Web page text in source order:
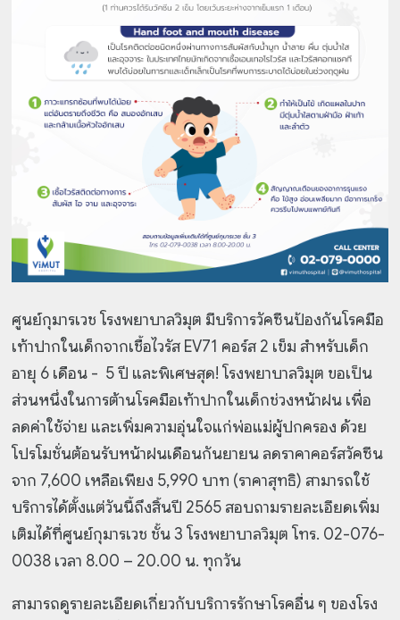
ศูนย์กุมารเวช โรงพยาบาลวิมุต มีบริการวัคซีนป้องกันโรคมือ
เท้าปากในเด็กจากเชื้อไวรัส EV71 คอร์ส 2 เข็ม สำหรับเด็ก
อายุ 6 เดือน - 5 ปี และพิเศษสุด! โรงพยาบาลวิมุต ขอเป็น
ส่วนหนึ่งในการต้านโรคมือเท้าปากในเด็กช่วงหน้าฝน เพื่อ
ลดค่าใช้จ่าย และเพิ่มความอุ่นใจแก่พ่อแม่ผู้ปกครอง ด้วย
โปรโมชั่นต้อนรับหน้าฝนเดือนกันยายน ลดราคาคอร์สวัคซีน
จาก 7,600 เหลือเพียง 5,990 บาท (ราคาสุทธิ) สามารถใช้
บริการได้ตั้งแต่วันนี้ถึงสิ้นปี 2565 สอบถามรายละเอียดเพิ่ม
เติมได้ที่ศูนย์กุมารเวช ชั้น 3 โรงพยาบาลวิมุต โทร. 02-076-
0038 เวลา 8.00 – 20.00 น. ทุกวัน
สามารถดูรายละเอียดเกี่ยวกับบริการรักษาโรคอื่น ๆ ของโรง